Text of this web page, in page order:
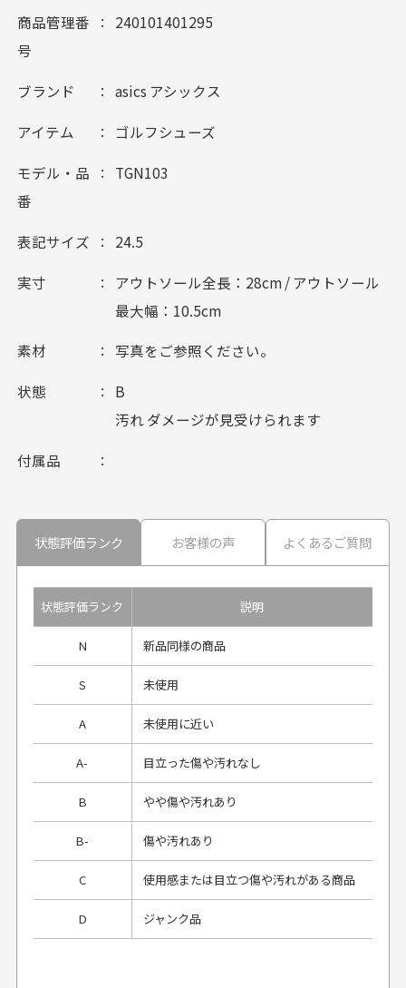
商品管理番
号
240101401295
ブランド asics アシックス
アイテム ゴルフシューズ
モデル・品
番
TGN103
表記サイズ 24.5
実寸
アウトソール全長：28cm / アウトソール
最大幅：10.5cm
素材 写真をご参照ください。
状態
B
汚れ ダメージが見受けられます
付属品
状態評価ランク お客様の声 よくあるご質問
状態評価ランク 説明
N 新品同様の商品
S 未使用
A 未使用に近い
A- 目立った傷や汚れなし
B やや傷や汚れあり
B- 傷や汚れあり
C 使用感または目立つ傷や汚れがある商品
D ジャンク品